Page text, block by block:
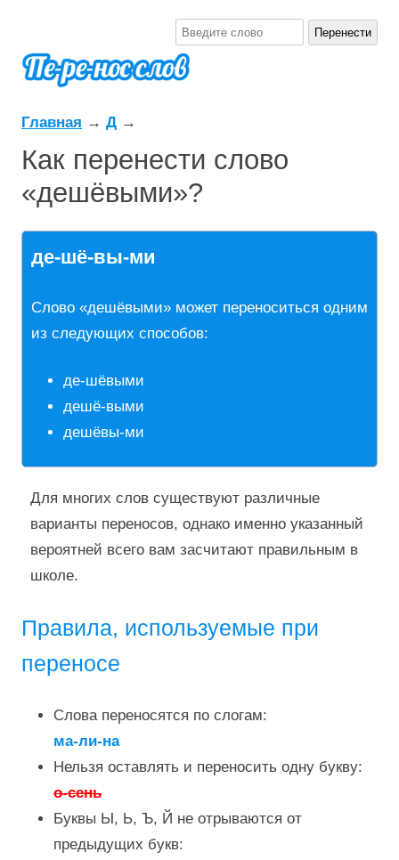
Главная → Д →
Как перенести слово
«дешёвыми»?
де-шё-вы-ми
Слово «дешёвыми» может переноситься одним
из следующих способов:
де-шёвыми
дешё-выми
дешёвы-ми
Для многих слов существуют различные
варианты переносов, однако именно указанный
вероятней всего вам засчитают правильным в
школе.
Правила, используемые при
переносе
Слова переносятся по слогам:
ма-ли-на
Нельзя оставлять и переносить одну букву:
о-сень
Буквы Ы, Ь, Ъ, Й не отрываются от
предыдущих букв: